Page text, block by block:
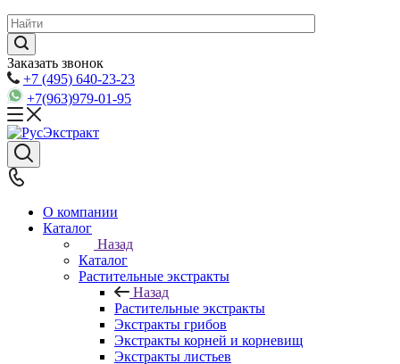
Заказать звонок
+7 (495) 640-23-23
+7(963)979-01-95
О компании
Каталог
Назад
Каталог
Растительные экстракты
Назад
Растительные экстракты
Экстракты грибов
Экстракты корней и корневищ
Экстракты листьев